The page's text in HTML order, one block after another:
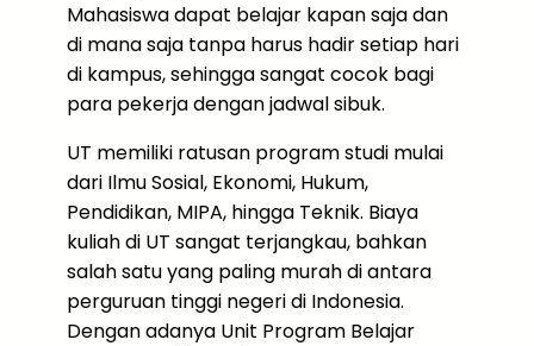
Mahasiswa dapat belajar kapan saja dan
di mana saja tanpa harus hadir setiap hari
di kampus, sehingga sangat cocok bagi
para pekerja dengan jadwal sibuk.
UT memiliki ratusan program studi mulai
dari Ilmu Sosial, Ekonomi, Hukum,
Pendidikan, MIPA, hingga Teknik. Biaya
kuliah di UT sangat terjangkau, bahkan
salah satu yang paling murah di antara
perguruan tinggi negeri di Indonesia.
Dengan adanya Unit Program Belajar